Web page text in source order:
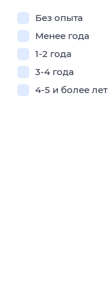
Без опыта
Менее года
1-2 года
3-4 года
4-5 и более лет